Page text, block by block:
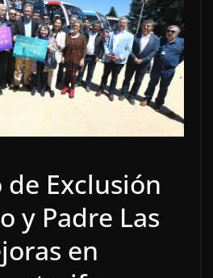
Exclusión
y Padre Las
en